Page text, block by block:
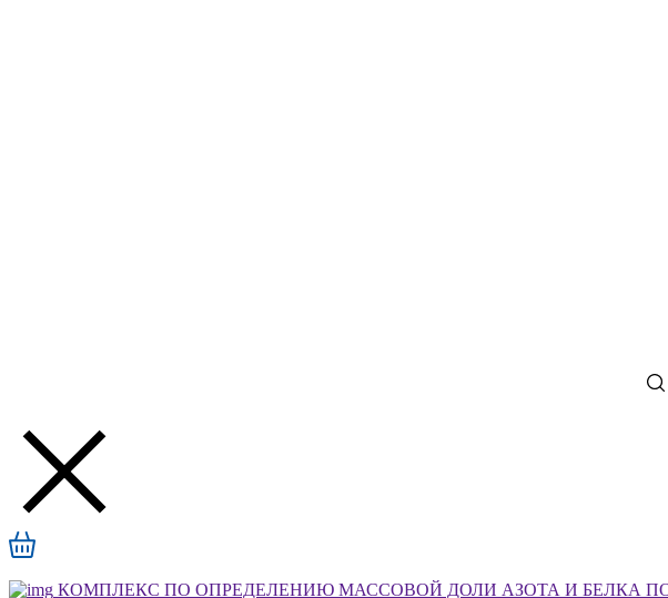
КОМПЛЕКС ПО ОПРЕДЕЛЕНИЮ МАССОВОЙ ДОЛИ АЗОТА И БЕЛКА ПО